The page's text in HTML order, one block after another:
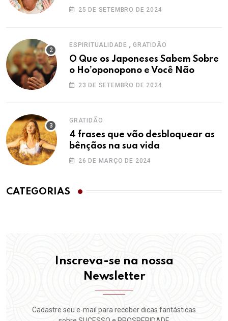
Ho’oponopono pela Prosperidade
25 DE SETEMBRO DE 2024
ESPIRITUALIDADE , GRATIDÃO
O Que os Japoneses Sabem Sobre
o Ho’oponopono e Você Não
23 DE SETEMBRO DE 2024
GRATIDÃO
4 frases que vão desbloquear as
bênçãos na sua vida
26 DE MARÇO DE 2024
CATEGORIAS
Inscreva-se na nossa
Newsletter
Cadastre seu e-mail para receber dicas fantásticas